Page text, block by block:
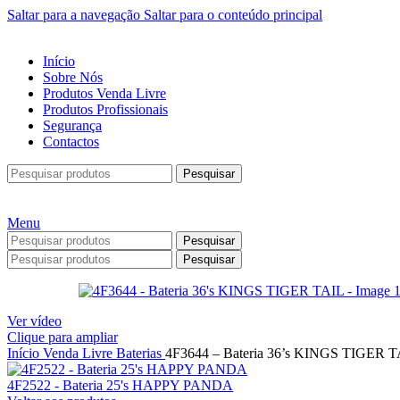
Saltar para a navegação Saltar para o conteúdo principal
Início
Sobre Nós
Produtos Venda Livre
Produtos Profissionais
Segurança
Contactos
Pesquisar
Menu
Pesquisar
Pesquisar
Ver vídeo
Clique para ampliar
Início Venda Livre Baterias 4F3644 – Bateria 36’s KINGS TIGER
4F2522 - Bateria 25's HAPPY PANDA